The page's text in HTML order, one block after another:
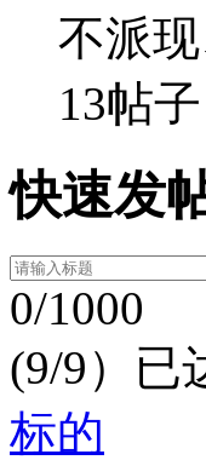
不派
13帖子
快速发
0/1000
(9/9）已
标的